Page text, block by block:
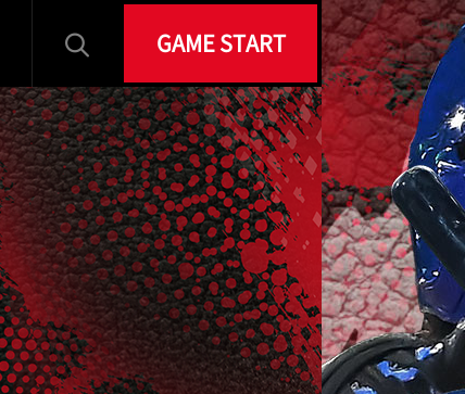
GAME START